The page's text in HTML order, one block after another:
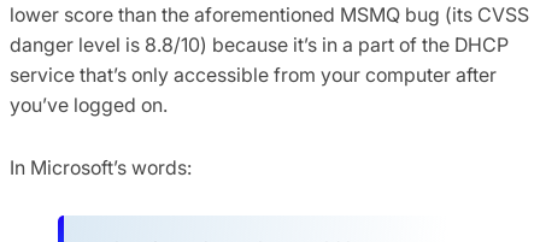
lower score than the aforementioned MSMQ bug (its CVSS
danger level is 8.8/10) because it’s in a part of the DHCP
service that’s only accessible from your computer after
you’ve logged on.
In Microsoft’s words: